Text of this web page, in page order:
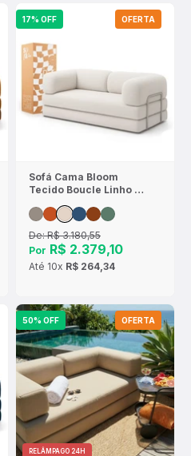
17% OFF OFERTA
Sofá Cama Bloom
Tecido Boucle Linho -
Sofá na Caixa
De:R$ 3.180,55
Por R$ 2.379,10
Até 10x R$ 264,34
50% OFF OFERTA
RELÂMPAGO 24H